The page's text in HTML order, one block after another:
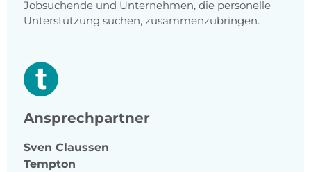
Jobsuchende und Unternehmen, die personelle
Unterstützung suchen, zusammenzubringen.
Ansprechpartner
Sven Claussen
Tempton